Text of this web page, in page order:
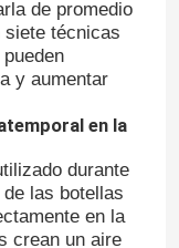
de promedio
siete técnicas
y aumentar
en la
durante
las botellas
en la
crean un aire